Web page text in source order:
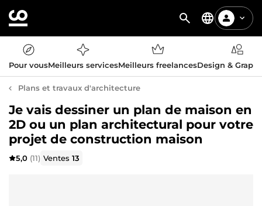
Pour vousMeilleurs servicesMeilleurs freelancesDesign &
Plans et travaux d'architecture
Je vais dessiner un plan de maison en
2D ou un plan architectural pour votre
projet de construction maison
5,0 (11) Ventes13